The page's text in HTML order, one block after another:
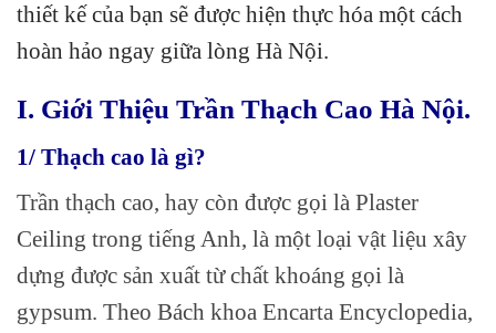
thiết kế của bạn sẽ được hiện thực hóa một cách
hoàn hảo ngay giữa lòng Hà Nội.
I. Giới Thiệu Trần Thạch Cao Hà Nội.
1/ Thạch cao là gì?
Trần thạch cao, hay còn được gọi là Plaster
Ceiling trong tiếng Anh, là một loại vật liệu xây
dựng được sản xuất từ chất khoáng gọi là
gypsum. Theo Bách khoa Encarta Encyclopedia,